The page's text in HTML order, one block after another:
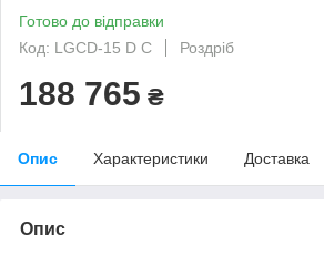
Готово до відправки
Код: LGCD-15 D C
Роздріб
188 765 ₴
Опис Характеристики Доставка
Опис